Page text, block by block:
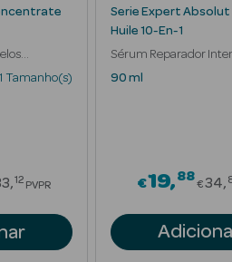
Tamanho(s)
reduced from
12 PVPR
Serie Expert Absolut
Huile 10-En-1
Sérum Reparador
Cabelo Danificado
90 ml
€19 88
€34